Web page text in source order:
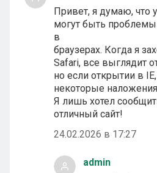
Привет, я думаю, что
могут быть
в
браузерах. Когда я
Safari, все выглядит
но если открытии в
некоторые
Я лишь хотел
отличный сайт!
24.02.2026 в 17:27
admin